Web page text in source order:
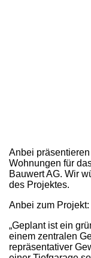
Anbei
Wohnungen für
Bauwert AG. Wir
des Projektes.
Anbei zum Projekt:
„Geplant ist ein
einem zentralen
repräsentativer